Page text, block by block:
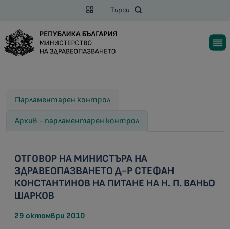
Търси
Парламентарен контрол
Архив - парламентарен контрол
ОТГОВОР НА МИНИСТЪРА НА
ЗДРАВЕОПАЗВАНЕТО Д-Р СТЕФАН
КОНСТАНТИНОВ НА ПИТАНЕ НА Н. П. ВАНЬО
ШАРКОВ
29 октомври 2010